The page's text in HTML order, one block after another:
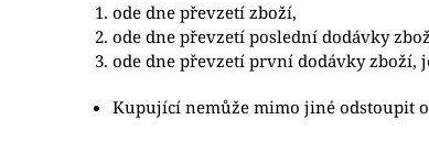
ode dne převzetí zboží,
ode dne převzetí poslední dodávky
ode dne převzetí první dodávky zboží,
Kupující nemůže mimo jiné odstoupit